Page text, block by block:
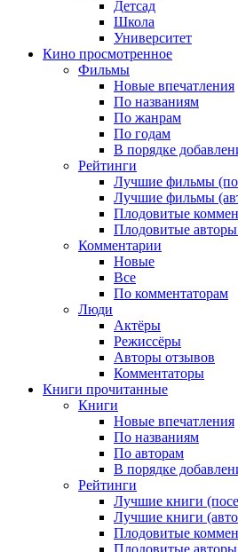
Детсад
Школа
Университет
Кино просмотренное
Фильмы
Новые впечатления
По названиям
По жанрам
По годам
В порядке
Рейтинги
Лучшие фильмы
Лучшие фильмы
Плодовитые
Плодовитые
Комментарии
Новые
Все
По комментаторам
Люди
Актёры
Режиссёры
Авторы отзывов
Комментаторы
Книги прочитанные
Книги
Новые впечатления
По названиям
По авторам
В порядке
Рейтинги
Лучшие книги
Лучшие книги
Плодовитые
Плодовитые